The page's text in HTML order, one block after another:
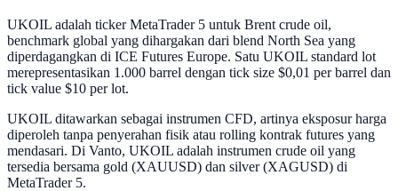
UKOIL adalah ticker MetaTrader 5 untuk Brent crude oil,
benchmark global yang dihargakan dari blend North Sea yang
diperdagangkan di ICE Futures Europe. Satu UKOIL standard lot
merepresentasikan 1.000 barrel dengan tick size $0,01 per barrel dan
tick value $10 per lot.
UKOIL ditawarkan sebagai instrumen CFD, artinya eksposur harga
diperoleh tanpa penyerahan fisik atau rolling kontrak futures yang
mendasari. Di Vanto, UKOIL adalah instrumen crude oil yang
tersedia bersama gold (XAUUSD) dan silver (XAGUSD) di
MetaTrader 5.